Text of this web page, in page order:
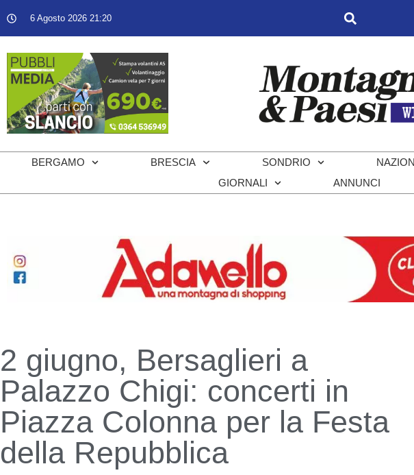
6 Agosto 2026 21:20
BERGAMO BRESCIA SONDRIO
GIORNALI
ANNUNCI
2 giugno, Bersaglieri a
Palazzo Chigi: concerti in
Piazza Colonna per la Festa
della Repubblica